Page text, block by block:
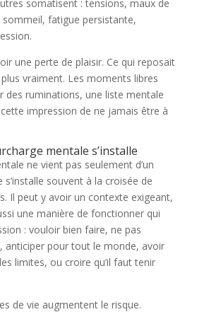
somatisent : tensions, maux de
fatigue persistante,
une perte de plaisir. Ce qui reposait
vraiment. Les moments libres
des ruminations, une liste mentale
impression de ne jamais être à
mentale s’installe
ne vient pas seulement d’un
s’installe souvent à la croisée de
Il peut y avoir un contexte exigeant,
une manière de fonctionner qui
: vouloir bien faire, ne pas
anticiper pour tout le monde, avoir
limites, ou croire qu’il faut tenir
de vie augmentent le risque.